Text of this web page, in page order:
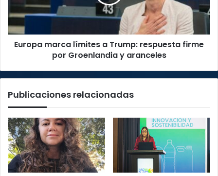
firme
Groenlandia
Europa marca límites a Trump: respuesta firme
por Groenlandia y aranceles
Publicaciones relacionadas